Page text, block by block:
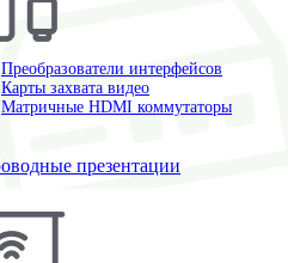
Преобразователи интерфейсов
Карты захвата видео
Матричные HDMI коммутаторы
презентации